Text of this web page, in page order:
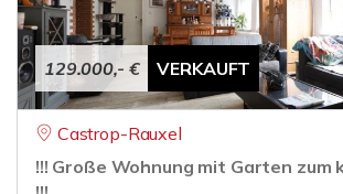
129.000,- € VERKAUFT
Castrop-Rauxel
!!! Große Wohnung mit Garten zum